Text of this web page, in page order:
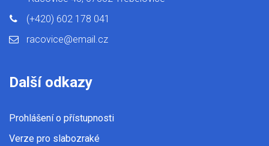
(+420) 602 178 041
racovice@email.cz
Další odkazy
Prohlášení o přístupnosti
Verze pro slabozraké